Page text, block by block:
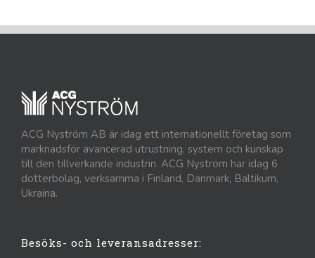
ACG Nyström AB är idag ett internationellt företag som
marknadsför avancerad utrustning, system och kunskap
till den tillverkande industrin. ACG Nyström har idag 6
dotterbolag, verksamma i Finland, Danmark, Baltikum,
Ukraina.
Besöks- och leveransadresser: